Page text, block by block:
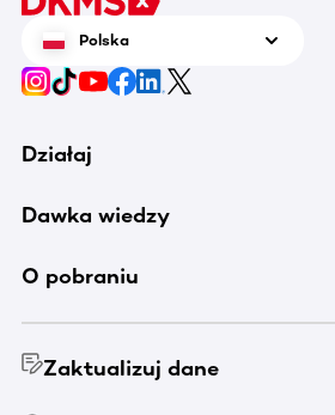
Polska
Działaj
Dawka wiedzy
O pobraniu
Zaktualizuj dane